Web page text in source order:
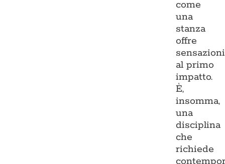
come
una
stanza
offre
sensazioni
al primo
impatto.
È,
insomma,
una
disciplina
che
richiede